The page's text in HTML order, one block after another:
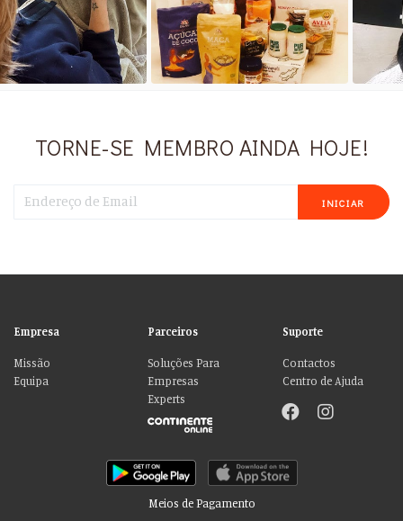
TORNE-SE MEMBRO AINDA HOJE!
INICIAR
Empresa
Missão
Equipa
Parceiros
Soluções Para
Empresas
Experts
Suporte
Contactos
Centro de Ajuda
Meios de Pagamento